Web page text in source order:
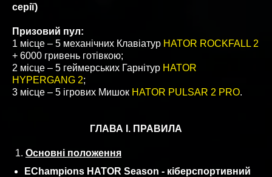
серії)
Призовий пул:
1 місце – 5 механічних Клавіатур HATOR ROCKFALL 2
+ 6000 гривень готівкою;
2 місце – 5 геймерських Гарнітур HATOR
HYPERGANG 2;
3 місце – 5 ігрових Мишок HATOR PULSAR 2 PRO.
ГЛАВА I. ПРАВИЛА
Основні положення
EChampions HATOR Season - кіберспортивний